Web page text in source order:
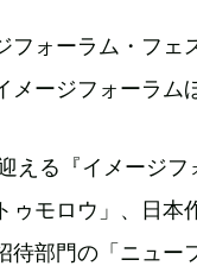
フォーラム・フ
メージフォーラム
える『イメージ
ゥモロウ」、日本
待部門の「ニュ